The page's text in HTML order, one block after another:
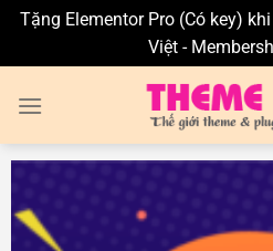
Theme TỐT - Mua bán
Tặng Elementor Pro (Có key)
Việt -